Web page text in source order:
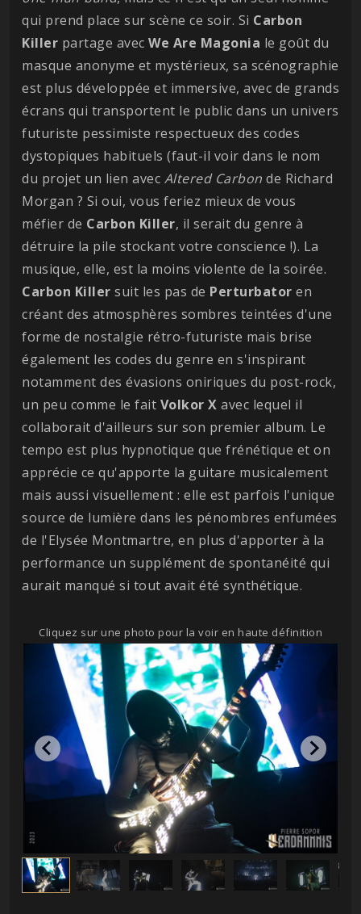
qui prend place sur scène ce soir. Si Carbon
Killer partage avec We Are Magonia le goût du
masque anonyme et mystérieux, sa scénographie
est plus développée et immersive, avec de grands
écrans qui transportent le public dans un univers
futuriste pessimiste respectueux des codes
dystopiques habituels (faut-il voir dans le nom
du projet un lien avec Altered Carbon de Richard
Morgan ? Si oui, vous feriez mieux de vous
méfier de Carbon Killer, il serait du genre à
détruire la pile stockant votre conscience !). La
musique, elle, est la moins violente de la soirée.
Carbon Killer suit les pas de Perturbator en
créant des atmosphères sombres teintées d'une
forme de nostalgie rétro-futuriste mais brise
également les codes du genre en s'inspirant
notamment des évasions oniriques du post-rock,
un peu comme le fait Volkor X avec lequel il
collaborait d'ailleurs sur son premier album. Le
tempo est plus hypnotique que frénétique et on
apprécie ce qu'apporte la guitare musicalement
mais aussi visuellement : elle est parfois l'unique
source de lumière dans les pénombres enfumées
de l'Elysée Montmartre, en plus d'apporter à la
performance un supplément de spontanéité qui
aurait manqué si tout avait été synthétique.
Cliquez sur une photo pour la voir en haute définition